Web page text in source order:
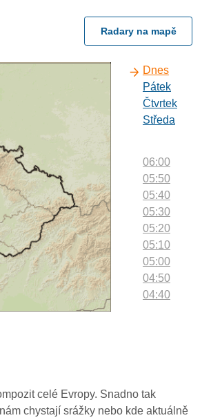
Radary na mapě
Dnes
Pátek
Čtvrtek
Středa
06:00
05:50
05:40
05:30
05:20
05:10
05:00
04:50
04:40
03:40
03:30
celé Evropy. Snadno tak
chystají srážky nebo kde aktuálně